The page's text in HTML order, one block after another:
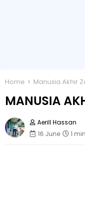
Home Manusia Akhir
MANUSIA
Aerill Hassan
16 June
1